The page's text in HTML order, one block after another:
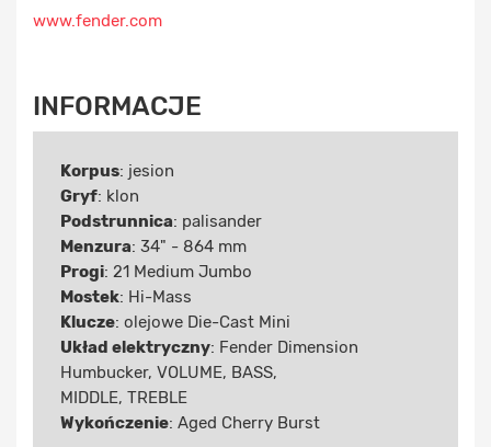
www.fender.com
INFORMACJE
Korpus: jesion
Gryf: klon
Podstrunnica: palisander
Menzura: 34" - 864 mm
Progi: 21 Medium Jumbo
Mostek: Hi-Mass
Klucze: olejowe Die-Cast Mini
Układ elektryczny: Fender Dimension
Humbucker, VOLUME, BASS,
MIDDLE, TREBLE
Wykończenie: Aged Cherry Burst